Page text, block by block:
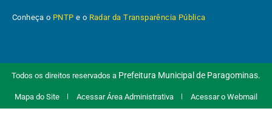
Conheça o PNTP e o Radar da Transparência Pública
Todos os direitos reservados a Prefeitura Municipal de Paragominas.
Mapa do Site Acessar Área Administrativa Acessar o Webmail